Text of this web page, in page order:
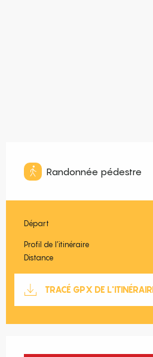
Randonnée pédestre
Informations pratiques
Départ
Profil de l’itinéraire
Distance
Documentation
TRACÉ GPX DE